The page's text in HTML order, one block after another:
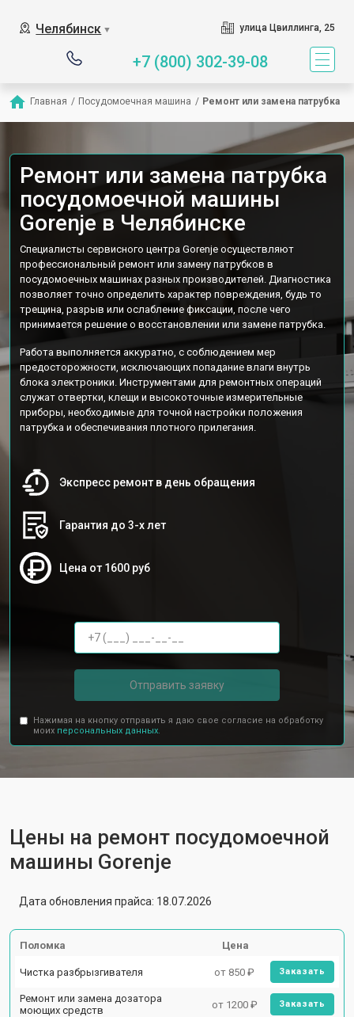
Челябинск ▼ улица Цвиллинга, 25
+7 (800) 302-39-08
Главная / Посудомоечная машина / Ремонт или замена патрубка
Ремонт или замена патрубка
посудомоечной машины
Gorenje в Челябинске
Специалисты сервисного центра Gorenje осуществляют
профессиональный ремонт или замену патрубков в
посудомоечных машинах разных производителей. Диагностика
позволяет точно определить характер повреждения, будь то
трещина, разрыв или ослабление фиксации, после чего
принимается решение о восстановлении или замене патрубка.
Работа выполняется аккуратно, с соблюдением мер
предосторожности, исключающих попадание влаги внутрь
блока электроники. Инструментами для ремонтных операций
служат отвертки, клещи и высокоточные измерительные
приборы, необходимые для точной настройки положения
патрубка и обеспечивания плотного прилегания.
Экспресс ремонт в день обращения
Гарантия до 3-х лет
Цена от 1600 руб
Отправить заявку
Нажимая на кнопку отправить я даю свое согласие на обработку
моих персональных данных.
Цены на ремонт посудомоечной
машины Gorenje
Дата обновления прайса: 18.07.2026
Поломка Цена
Чистка разбрызгивателя от 850 ₽ Заказать
Ремонт или замена дозатора
моющих средств
от 1200 ₽ Заказать